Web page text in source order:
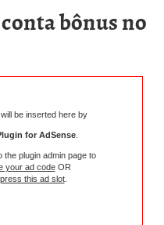
bônus no
be inserted here by
for AdSense.
the plugin admin page to
your ad codeOR
this ad slot.